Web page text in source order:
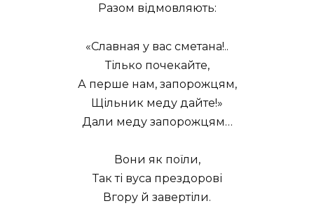
Разом відмовляють:
«Славная у вас сметана!..
Тілько почекайте,
А перше нам, запорожцям,
Щільник меду дайте!»
Дали меду запорожцям…
Вони як поїли,
Так ті вуса прездорові
Вгору й завертіли.